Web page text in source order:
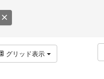
グリッド表示